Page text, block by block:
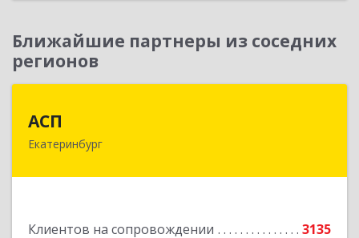
Ближайшие партнеры из соседних
регионов
АСП
Екатеринбург
Клиентов на сопровождении 3135
620075, Свердловская обл, Екатеринбург г,